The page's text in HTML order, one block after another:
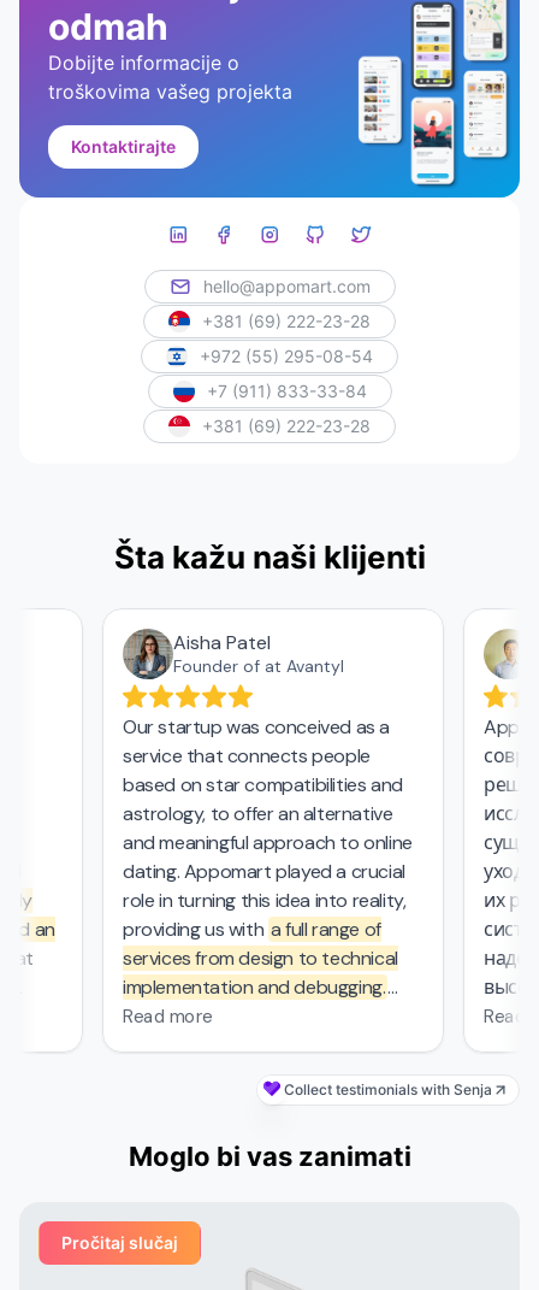
odmah
Dobijte informacije o
troškovima vašeg projekta
Kontaktirajte
hello@appomart.com
+381 (69) 222-23-28
+972 (55) 295-08-54
+7 (911) 833-33-84
+381 (69) 222-23-28
Šta kažu naši klijenti
an
Aisha Patel
Founder of at Avantyl
Our startup was conceived as a
service that connects people
based on star compatibilities and
astrology, to offer an alternative
and meaningful approach to online
dating. Appomart played a crucial
role in turning this idea into reality,
providing us witha full range of
services from design to technical
implementation and debugging.
They managed the complex
mathematical computations
required in our project, which was
probably the most challenging part
couldn't handle. From the first
immersed itself deeply in our plans,
suggesting creative solutions for
organizing user interfaces,
Read more
ухода
их
Read
Collect testimonials with Senja
Moglo bi vas zanimati
Pročitaj slučaj